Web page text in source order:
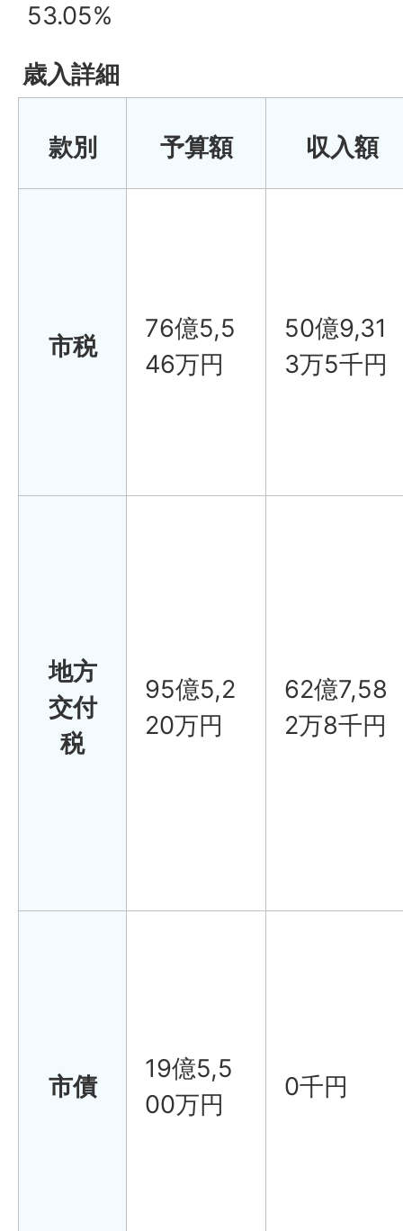
53.05%
歳入詳細
款別 予算額 収入額
市税
76億5,5
46万円
50億9,31
3万5千円
地方
交付
税
95億5,2
20万円
62億7,58
2万8千円
市債
19億5,5
00万円
0千円